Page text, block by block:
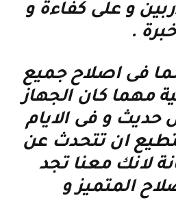
و على كفاءة و
خبرة .
فى اصلاح جميع
مهما كان الجهاز
حديث و فى الايام
ان تتحدث عن
لانك معنا تجد
المتميز و